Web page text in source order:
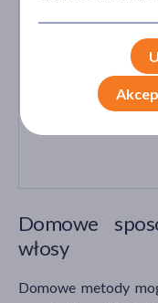
Domowe
włosy
Domowe metody